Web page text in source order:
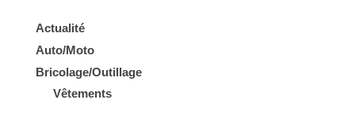
Actualité
Auto/Moto
Bricolage/Outillage
Vêtements